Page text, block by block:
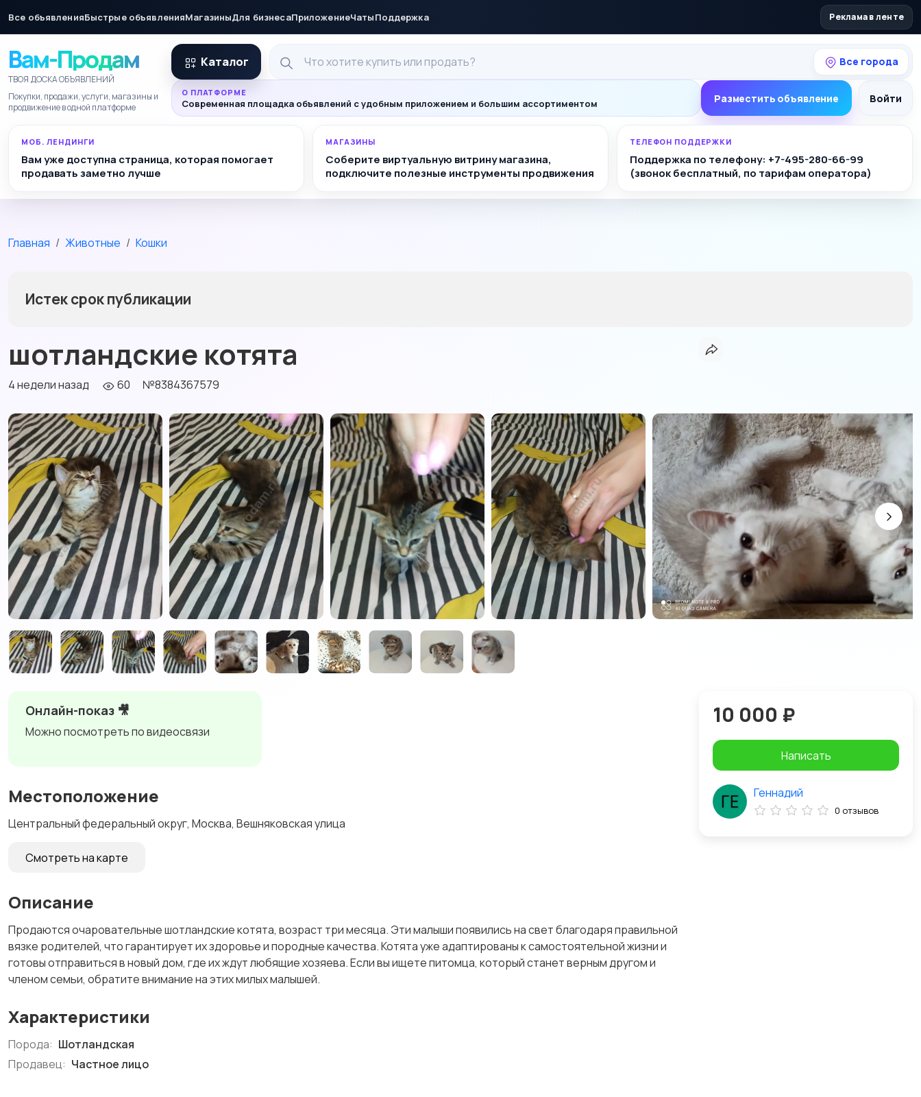
Все объявленияБыстрые объявленияМагазиныДля бизнесаПриложениеЧатыПоддержка Реклама в ленте
Вам-Продам
ТВОЯ ДОСКА ОБЪЯВЛЕНИЙ
Покупки, продажи, услуги, магазины и
продвижение в одной платформе
Каталог Все города
О ПЛАТФОРМЕ
Современная площадка объявлений с удобным приложением и большим ассортиментом Разместить объявление Войти
МОБ. ЛЕНДИНГИ
Вам уже доступна страница, которая помогает
продавать заметно лучше
МАГАЗИНЫ
Соберите виртуальную витрину магазина,
подключите полезные инструменты продвижения
ТЕЛЕФОН ПОДДЕРЖКИ
Поддержка по телефону: +7-495-280-66-99
(звонок бесплатный, по тарифам оператора)
Главная Животные Кошки
Истек срок публикации
шотландские котята
4 недели назад 60 №8384367579
Онлайн-показ 🎥
Можно посмотреть по видеосвязи
Местоположение
Центральный федеральный округ, Москва, Вешняковская улица
Смотреть на карте
Описание
Продаются очаровательные шотландские котята, возраст три месяца. Эти малыши появились на свет благодаря правильной
вязке родителей, что гарантирует их здоровье и породные качества. Котята уже адаптированы к самостоятельной жизни и
готовы отправиться в новый дом, где их ждут любящие хозяева. Если вы ищете питомца, который станет верным другом и
членом семьи, обратите внимание на этих милых малышей.
Характеристики
Порода: Шотландская
Продавец: Частное лицо
10 000 ₽
Написать
Геннадий
0 отзывов